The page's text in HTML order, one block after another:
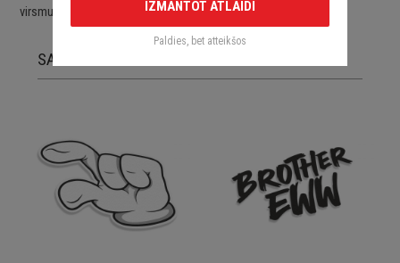
virsmu.
SAISTĪTĀS PRECES
IZMANTOT ATLAIDI
Paldies, bet atteikšos